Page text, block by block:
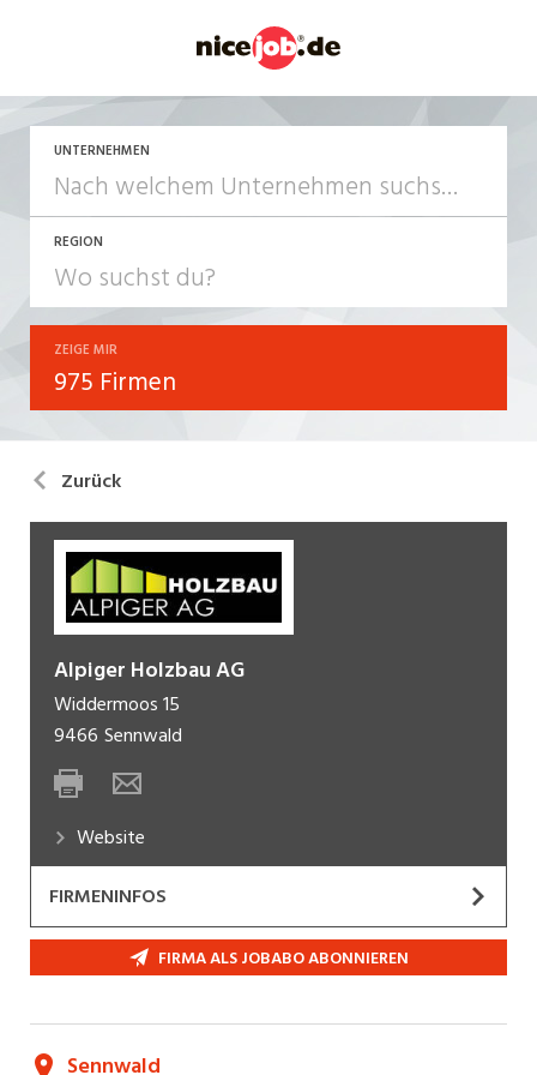
UNTERNEHMEN
REGION
ZEIGE MIR
975 Firmen
Zurück
Alpiger Holzbau AG
Widdermoos 15
9466 Sennwald
Website
FIRMENINFOS
Willkommen bei der Alpiger Holzbau AG
Seit über 20 Jahren ist unser inhabergeführtes
Mitarbeitende gewachsen.
FIRMA ALS JOBABO ABONNIEREN
Sennwald